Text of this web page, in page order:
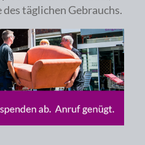
täglichen Gebrauchs.